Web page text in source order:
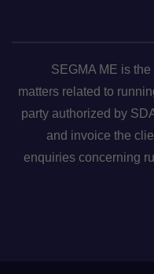
SEGMA ME is
matters related to
party authorized by
and invoice the
enquiries concerning